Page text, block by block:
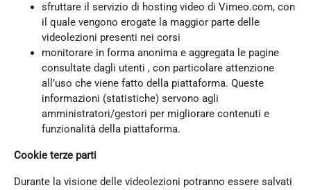
sfruttare il servizio di hosting video di Vimeo.com, con
il quale vengono erogate la maggior parte delle
videolezioni presenti nei corsi
monitorare in forma anonima e aggregata le pagine
consultate dagli utenti , con particolare attenzione
all’uso che viene fatto della piattaforma. Queste
informazioni (statistiche) servono agli
amministratori/gestori per migliorare contenuti e
funzionalità della piattaforma.
Cookie terze parti
Durante la visione delle videolezioni potranno essere salvati